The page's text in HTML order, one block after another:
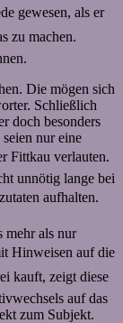
gewesen, als er
zu machen.
Die mögen sich
Schließlich
doch besonders
nur eine
Fittkau verlauten.
unnötig lange bei
aufhalten.
mehr als nur
Hinweisen auf die
kauft, zeigt diese
auf das
zum Subjekt.